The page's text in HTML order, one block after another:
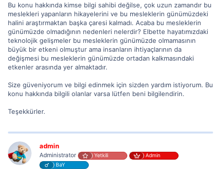
Bu konu hakkında kimse bilgi sahibi değilse, çok uzun zamandır bu
meslekleri yapanların hikayelerini ve bu mesleklerin günümüzdeki
halini araştırmaktan başka çaresi kalmadı. Acaba bu mesleklerin
günümüzde olmadığının nedenleri nelerdir? Elbette hayatımızdaki
teknolojik gelişmeler bu mesleklerin günümüzde olmamasının
büyük bir etkeni olmuştur ama insanların ihtiyaçlarının da
değişmesi bu mesleklerin günümüzde ortadan kalkmasındaki
etkenler arasında yer almaktadır.
Size güveniyorum ve bilgi edinmek için sizden yardım istiyorum. Bu
konu hakkında bilgili olanlar varsa lütfen beni bilgilendirin.
Teşekkürler.
admin
Administrator Yetkili
Admin
BaY